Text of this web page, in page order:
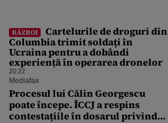
RĂZBOI
Cartelurile de droguri din
Columbia trimit soldați în
Ucraina pentru a dobândi
experiență în operarea dronelor
20:22
Mediafax
Procesul lui Călin Georgescu
poate începe. ÎCCJ a respins
contestațiile în dosarul privind